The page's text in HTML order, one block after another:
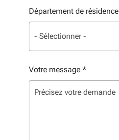
Département de résidence
- Sélectionner -
Votre message *